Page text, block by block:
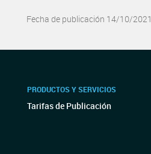
Fecha de publicación 14/10/2021
PRODUCTOS Y SERVICIOS
Tarifas de Publicación